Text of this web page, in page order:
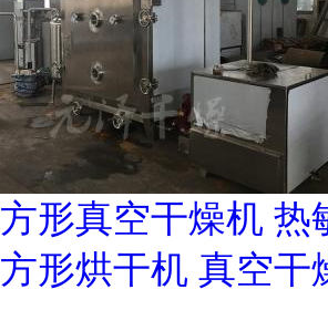
方形真空干燥机 热
方形烘干机 真空干